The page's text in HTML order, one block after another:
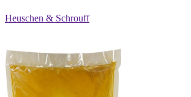
Heuschen & Schrouff